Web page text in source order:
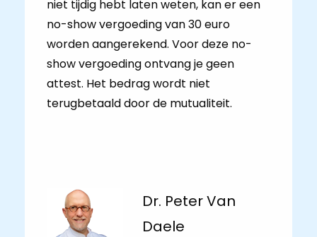
niet tijdig hebt laten weten, kan er een
no-show vergoeding van 30 euro
worden aangerekend. Voor deze no-
show vergoeding ontvang je geen
attest. Het bedrag wordt niet
terugbetaald door de mutualiteit.
Dr. Peter Van
Daele